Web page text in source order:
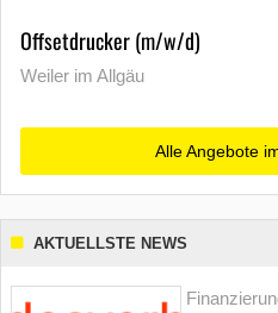
Offsetdrucker (m/w/d)
Weiler im Allgäu
Alle Angebote
AKTUELLSTE NEWS